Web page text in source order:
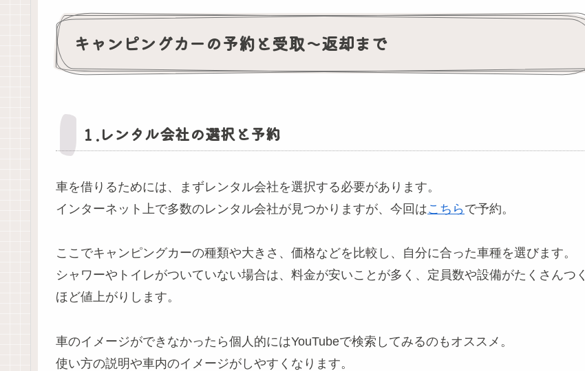
キャンピングカーの予約と受取〜返却まで
１.レンタル会社の選択と予約
車を借りるためには、まずレンタル会社を選択する必要があります。
インターネット上で多数のレンタル会社が見つかりますが、今回はこちら で予約。
ここでキャンピングカーの種類や大きさ、価格などを比較し、自分に合った車種を選びます。
シャワーやトイレがついていない場合は、料金が安いことが多く、定員数や設備がたくさんつく
ほど値上がりします。
車のイメージができなかったら個人的にはYouTubeで検索してみるのもオススメ。
使い方の説明や車内のイメージがしやすくなります。